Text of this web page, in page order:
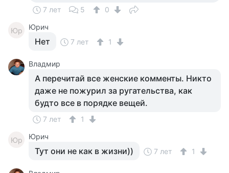
7 лет 5 0
Юр Юрич
Нет 7 лет 1
Владмир
А перечитай все женские комменты. Никто
даже не пожурил за ругательства, как
будто все в порядке вещей.
7 лет 1
Юр Юрич
Тут они не как в жизни)) 7 лет 1